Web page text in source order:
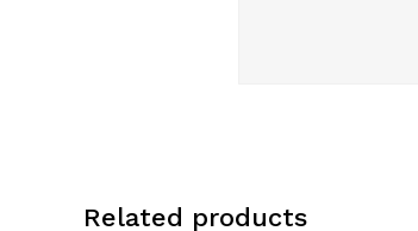
Related products